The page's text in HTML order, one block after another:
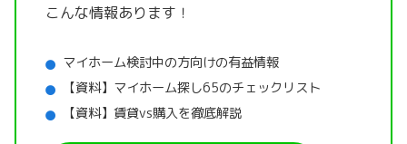
こんな情報あります！
マイホーム検討中の方向けの有益情報
【資料】マイホーム探し65のチェックリスト
【資料】賃貸vs購入を徹底解説